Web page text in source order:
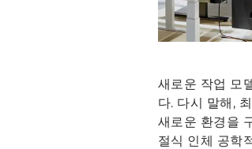
새로운 작업 모
다. 다시 말해,
새로운 환경을
절식 인체 공학